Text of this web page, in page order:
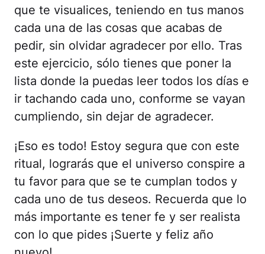
que te visualices, teniendo en tus manos
cada una de las cosas que acabas de
pedir, sin olvidar agradecer por ello. Tras
este ejercicio, sólo tienes que poner la
lista donde la puedas leer todos los días e
ir tachando cada uno, conforme se vayan
cumpliendo, sin dejar de agradecer.
¡Eso es todo! Estoy segura que con este
ritual, lograrás que el universo conspire a
tu favor para que se te cumplan todos y
cada uno de tus deseos. Recuerda que lo
más importante es tener fe y ser realista
con lo que pides ¡Suerte y feliz año